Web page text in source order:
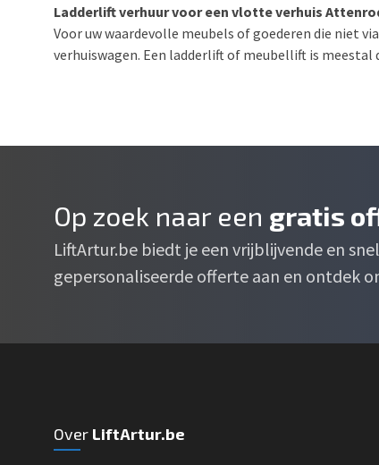
Ladderlift verhuur voor een vlotte verhuis
Voor uw waardevolle meubels of goederen die niet
verhuiswagen. Een ladderlift of meubellift is
Op zoek naar een gratis
LiftArtur.be biedt je een vrijblijvende en
gepersonaliseerde offerte aan en ontdek
Over LiftArtur.be